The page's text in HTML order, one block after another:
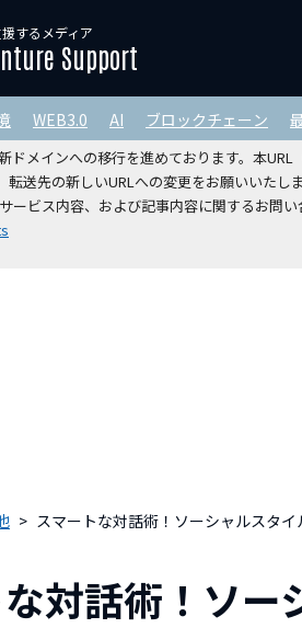
お知らせ】
サイトの運営は株式会社ベクターホールディ
ドメインへの移行を進めております。本
送先の新しいURLへの変更をお願いいたしま
ービス内容、および記事内容に関するお問
するメディア
Support
WEB3.0 AI ブロックチェーン
スマートな対話術！ソーシャルスタ
対話術！ソ